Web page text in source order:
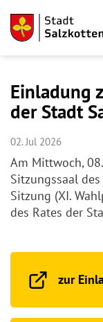
Einladung
der Stadt
02. Jul 2026
Am Mittwoch,
Sitzungssaal
Sitzung (XI.
des Rates der
zur